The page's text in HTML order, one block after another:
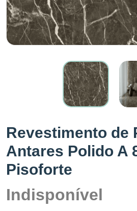
Revestimento de
Antares Polido A
Pisoforte
Indisponível